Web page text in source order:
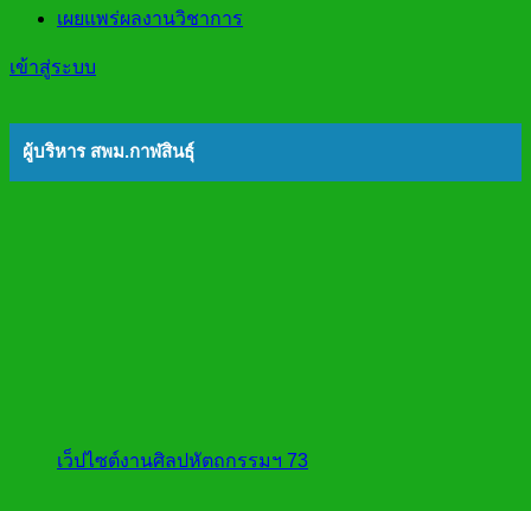
เผยแพร่ผลงานวิชาการ
เข้าสู่ระบบ
ผู้บริหาร สพม.กาฬสินธุ์
เว็ปไซต์งานศิลปหัตถกรรมฯ 73